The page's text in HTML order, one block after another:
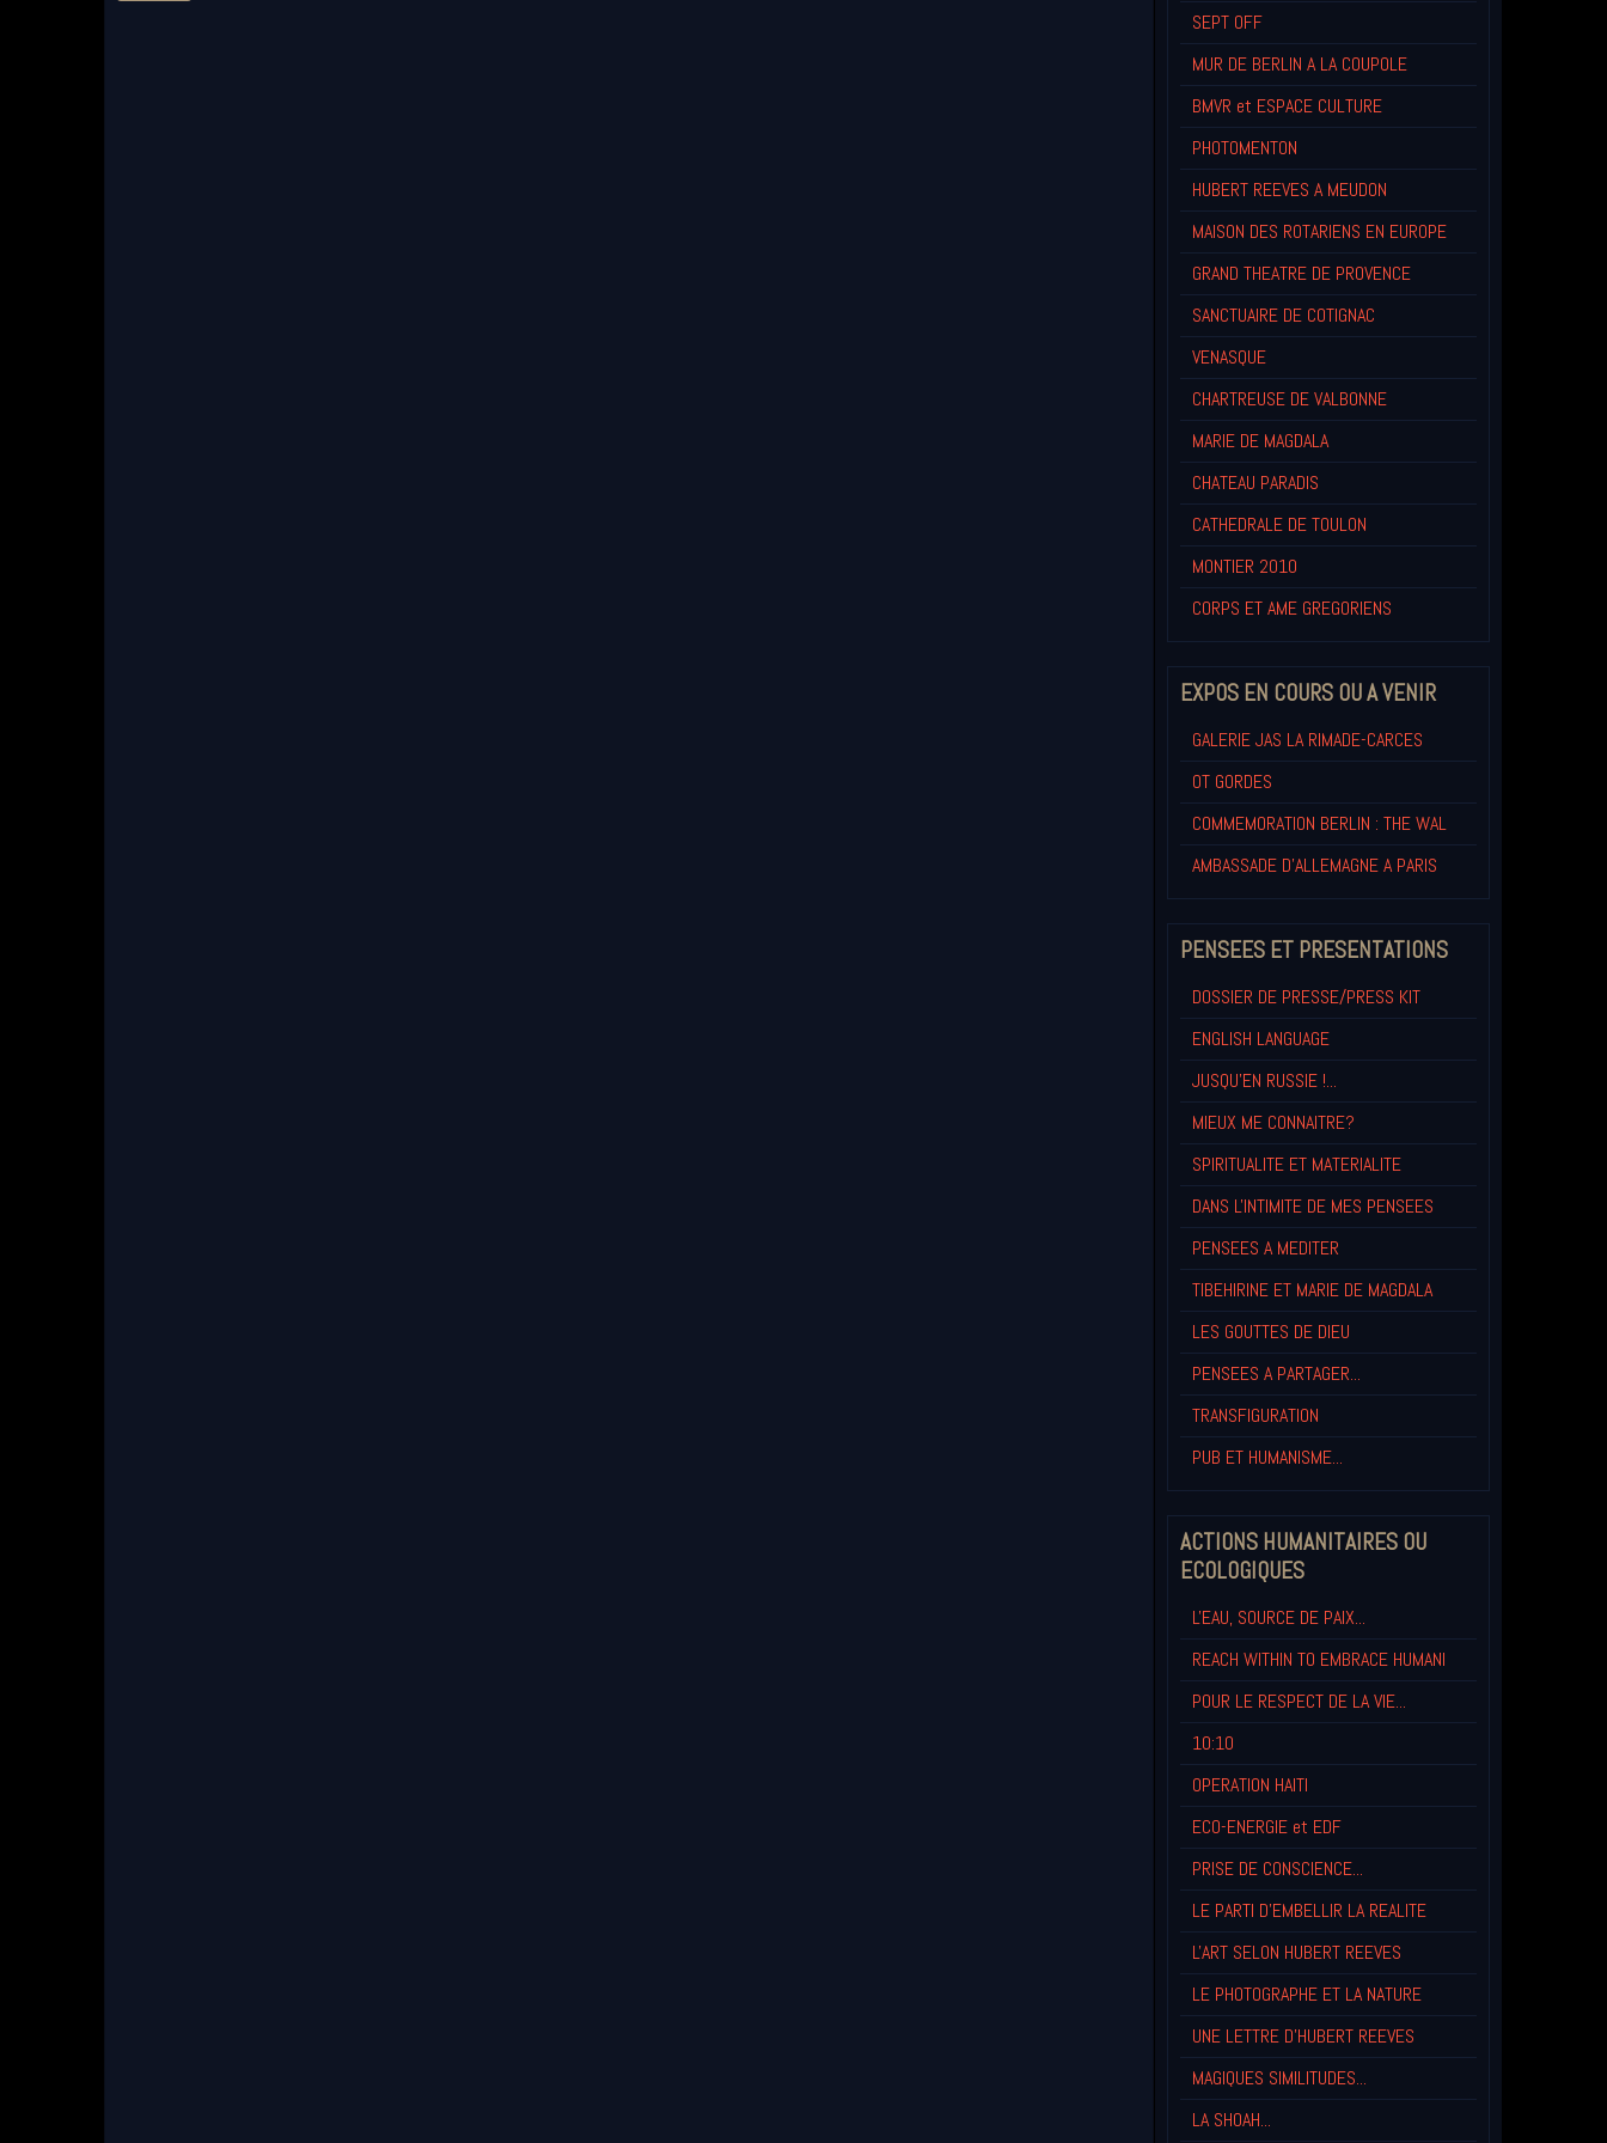
SEPT OFF
MUR DE BERLIN A LA COUPOLE
BMVR et ESPACE CULTURE
PHOTOMENTON
HUBERT REEVES A MEUDON
MAISON DES ROTARIENS EN EUROPE
GRAND THEATRE DE PROVENCE
SANCTUAIRE DE COTIGNAC
VENASQUE
CHARTREUSE DE VALBONNE
MARIE DE MAGDALA
CHATEAU PARADIS
CATHEDRALE DE TOULON
MONTIER 2010
CORPS ET AME GREGORIENS
EXPOS EN COURS OU A VENIR
GALERIE JAS LA RIMADE-CARCES
OT GORDES
COMMEMORATION BERLIN : THE WAL
AMBASSADE D'ALLEMAGNE A PARIS
PENSEES ET PRESENTATIONS
DOSSIER DE PRESSE/PRESS KIT
ENGLISH LANGUAGE
JUSQU'EN RUSSIE !...
MIEUX ME CONNAITRE?
SPIRITUALITE ET MATERIALITE
DANS L'INTIMITE DE MES PENSEES
PENSEES A MEDITER
TIBEHIRINE ET MARIE DE MAGDALA
LES GOUTTES DE DIEU
PENSEES A PARTAGER...
TRANSFIGURATION
PUB ET HUMANISME...
ACTIONS HUMANITAIRES OU
ECOLOGIQUES
L'EAU, SOURCE DE PAIX...
REACH WITHIN TO EMBRACE HUMANI
POUR LE RESPECT DE LA VIE...
10:10
OPERATION HAITI
ECO-ENERGIE et EDF
PRISE DE CONSCIENCE...
LE PARTI D'EMBELLIR LA REALITE
L'ART SELON HUBERT REEVES
LE PHOTOGRAPHE ET LA NATURE
UNE LETTRE D'HUBERT REEVES
MAGIQUES SIMILITUDES...
LA SHOAH...